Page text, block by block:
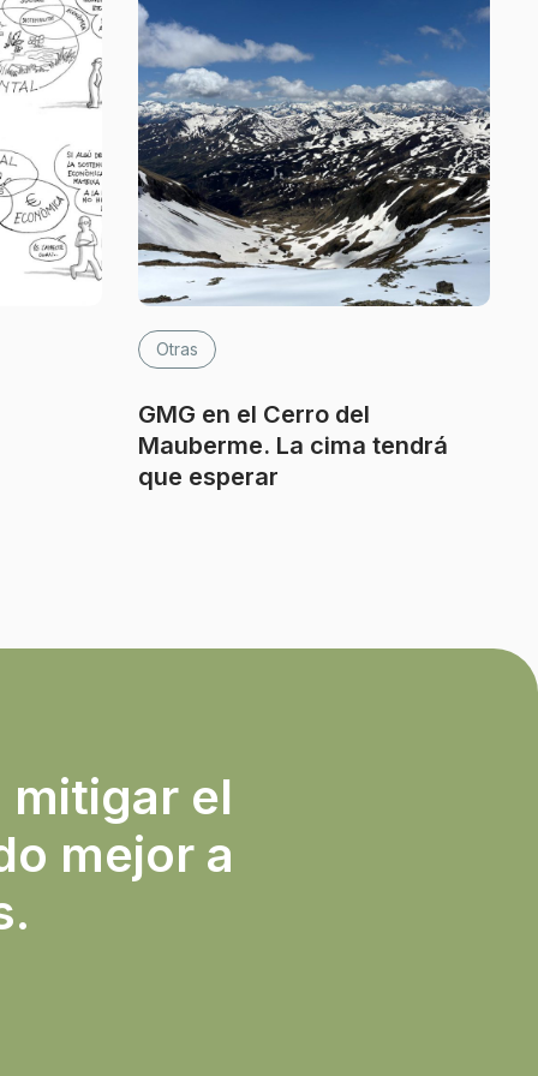
Otras
GMG en el Cerro del
Mauberme. La cima tendrá
que esperar
mitigar el
mejor a